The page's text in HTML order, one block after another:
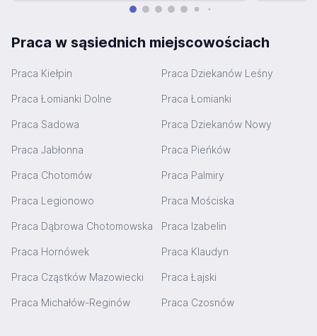
Praca w sąsiednich miejscowościach
Praca Kiełpin Praca Dziekanów Leśny
Praca Łomianki Dolne Praca Łomianki
Praca Sadowa Praca Dziekanów Nowy
Praca Jabłonna Praca Pieńków
Praca Chotomów Praca Palmiry
Praca Legionowo Praca Mościska
Praca Dąbrowa Chotomowska Praca Izabelin
Praca Hornówek Praca Klaudyn
Praca Cząstków Mazowiecki Praca Łajski
Praca Michałów-Reginów Praca Czosnów